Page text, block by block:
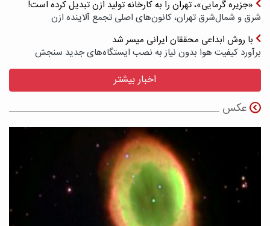
«جزیره گرمایی»، تهران را به کارخانه تولید ازن تبدیل کرده است!
شرق و شمال‌شرق تهران، کانون‌های اصلی تجمع آلاینده ازن
با روش ابداعی محققان ایرانی میسر شد
برآورد کیفیت هوا بدون نیاز به نصب ایستگاه‌های جدید سنجش
اخبار بیشتر
عکس